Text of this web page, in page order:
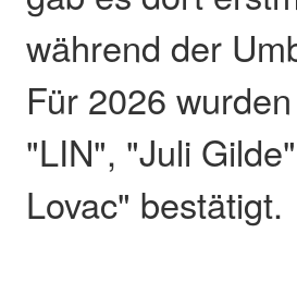
während der
Für 2026
"LIN", "Juli
Lovac" bestätigt.